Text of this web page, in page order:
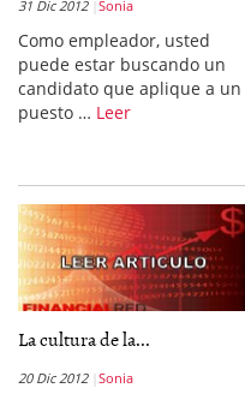
31 Dic 2012 Sonia
Como empleador, usted
puede estar buscando un
candidato que aplique a un
puesto … Leer
La cultura de la...
20 Dic 2012 Sonia